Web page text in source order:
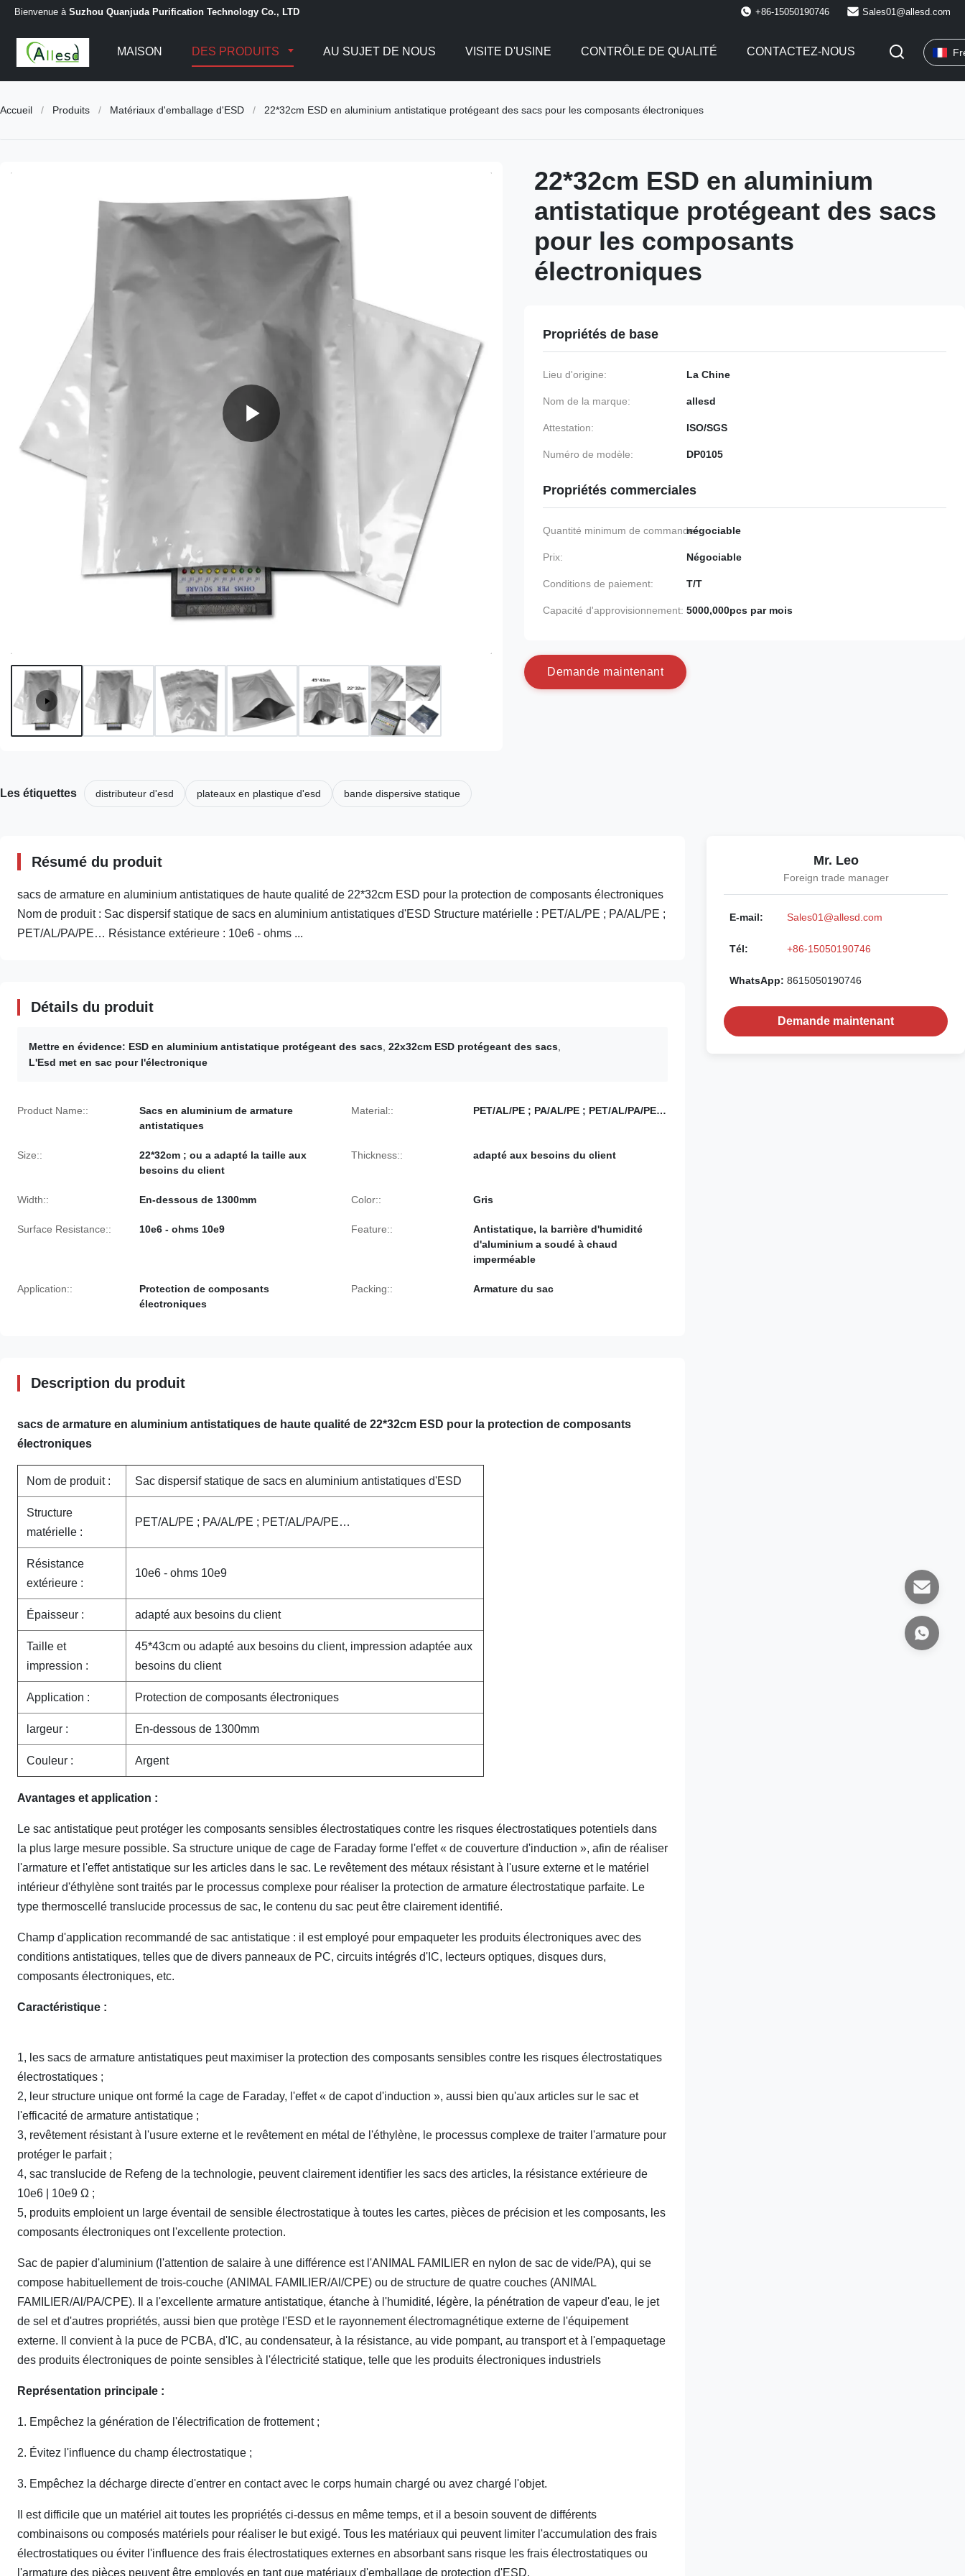
Bienvenue à Suzhou Quanjuda Purification Technology Co., LTD +86-15050190746 Sales01@allesd.com
MAISON DES PRODUITS AU SUJET DE NOUS VISITE D'USINE CONTRÔLE DE QUALITÉ CONTACTEZ-NOUS
Accueil / Produits / Matériaux d'emballage d'ESD / 22*32cm ESD en aluminium antistatique protégeant des sacs pour les composants électroniques
22*32cm ESD en aluminium
antistatique protégeant des sacs
pour les composants
électroniques
Propriétés de base
Lieu d'origine: La Chine
Nom de la marque: allesd
Attestation: ISO/SGS
Numéro de modèle: DP0105
Propriétés commerciales
Quantité minimum de commande:négociable
Prix: Négociable
Conditions de paiement: T/T
Capacité d'approvisionnement: 5000,000pcs par mois
Demande maintenant
Les étiquettes distributeur d'esd plateaux en plastique d'esd bande dispersive statique
Résumé du produit
sacs de armature en aluminium antistatiques de haute qualité de 22*32cm ESD pour la protection de composants électroniques
Nom de produit : Sac dispersif statique de sacs en aluminium antistatiques d'ESD Structure matérielle : PET/AL/PE ; PA/AL/PE ;
PET/AL/PA/PE… Résistance extérieure : 10e6 - ohms ...
Détails du produit
Mettre en évidence: ESD en aluminium antistatique protégeant des sacs 22x32cm ESD protégeant des sacs
L'Esd met en sac pour l'électronique
Product Name::
Sacs en aluminium de armature
antistatiques
Material:: PET/AL/PE ; PA/AL/PE ; PET/AL/PA/PE…
Size::
22*32cm ; ou a adapté la taille aux
besoins du client
Thickness:: adapté aux besoins du client
Width:: En-dessous de 1300mm Color:: Gris
Surface Resistance:: 10e6 - ohms 10e9 Feature::
Antistatique, la barrière d'humidité
d'aluminium a soudé à chaud
imperméable
Application::
Protection de composants
électroniques
Packing:: Armature du sac
Description du produit
sacs de armature en aluminium antistatiques de haute qualité de 22*32cm ESD pour la protection de composants
électroniques
Nom de produit : Sac dispersif statique de sacs en aluminium antistatiques d'ESD
Structure
matérielle :
PET/AL/PE ; PA/AL/PE ; PET/AL/PA/PE…
Résistance
extérieure :
10e6 - ohms 10e9
Épaisseur : adapté aux besoins du client
Taille et
impression :
45*43cm ou adapté aux besoins du client, impression adaptée aux
besoins du client
Application : Protection de composants électroniques
largeur : En-dessous de 1300mm
Couleur : Argent
Avantages et application :
Le sac antistatique peut protéger les composants sensibles électrostatiques contre les risques électrostatiques potentiels dans
la plus large mesure possible. Sa structure unique de cage de Faraday forme l'effet « de couverture d'induction », afin de réaliser
l'armature et l'effet antistatique sur les articles dans le sac. Le revêtement des métaux résistant à l'usure externe et le matériel
intérieur d'éthylène sont traités par le processus complexe pour réaliser la protection de armature électrostatique parfaite. Le
type thermoscellé translucide processus de sac, le contenu du sac peut être clairement identifié.
Champ d'application recommandé de sac antistatique : il est employé pour empaqueter les produits électroniques avec des
conditions antistatiques, telles que de divers panneaux de PC, circuits intégrés d'IC, lecteurs optiques, disques durs,
composants électroniques, etc.
Caractéristique :
1, les sacs de armature antistatiques peut maximiser la protection des composants sensibles contre les risques électrostatiques
électrostatiques ;
2, leur structure unique ont formé la cage de Faraday, l'effet « de capot d'induction », aussi bien qu'aux articles sur le sac et
l'efficacité de armature antistatique ;
3, revêtement résistant à l'usure externe et le revêtement en métal de l'éthylène, le processus complexe de traiter l'armature pour
protéger le parfait ;
4, sac translucide de Refeng de la technologie, peuvent clairement identifier les sacs des articles, la résistance extérieure de
10e6 | 10e9 Ω ;
5, produits emploient un large éventail de sensible électrostatique à toutes les cartes, pièces de précision et les composants, les
composants électroniques ont l'excellente protection.
Sac de papier d'aluminium (l'attention de salaire à une différence est l'ANIMAL FAMILIER en nylon de sac de vide/PA), qui se
compose habituellement de trois-couche (ANIMAL FAMILIER/Al/CPE) ou de structure de quatre couches (ANIMAL
FAMILIER/Al/PA/CPE). Il a l'excellente armature antistatique, étanche à l'humidité, légère, la pénétration de vapeur d'eau, le jet
de sel et d'autres propriétés, aussi bien que protège l'ESD et le rayonnement électromagnétique externe de l'équipement
externe. Il convient à la puce de PCBA, d'IC, au condensateur, à la résistance, au vide pompant, au transport et à l'empaquetage
des produits électroniques de pointe sensibles à l'électricité statique, telle que les produits électroniques industriels
Représentation principale :
1. Empêchez la génération de l'électrification de frottement ;
2. Évitez l'influence du champ électrostatique ;
3. Empêchez la décharge directe d'entrer en contact avec le corps humain chargé ou avez chargé l'objet.
Il est difficile que un matériel ait toutes les propriétés ci-dessus en même temps, et il a besoin souvent de différents
combinaisons ou composés matériels pour réaliser le but exigé. Tous les matériaux qui peuvent limiter l'accumulation des frais
électrostatiques ou éviter l'influence des frais électrostatiques externes en absorbant sans risque les frais électrostatiques ou
l'armature des pièces peuvent être employés en tant que matériaux d'emballage de protection d'ESD.
Mr. Leo
Foreign trade manager
E-mail: Sales01@allesd.com
Tél: +86-15050190746
WhatsApp: 8615050190746
Demande maintenant